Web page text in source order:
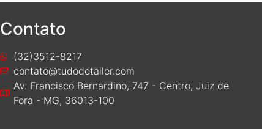
Contato
(32)3512-8217
contato@tudodetailer.com
Av. Francisco Bernardino, 747 - Centro, Juiz de
Fora - MG, 36013-100